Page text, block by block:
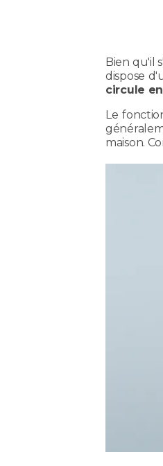
Bien qu'il
dispose
circule
Le
maison.